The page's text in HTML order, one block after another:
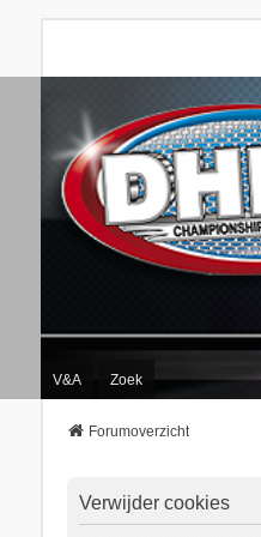
V&A Zoek
Forumoverzicht
Verwijder cookies